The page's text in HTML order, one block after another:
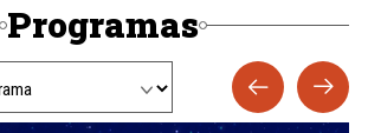
Programas